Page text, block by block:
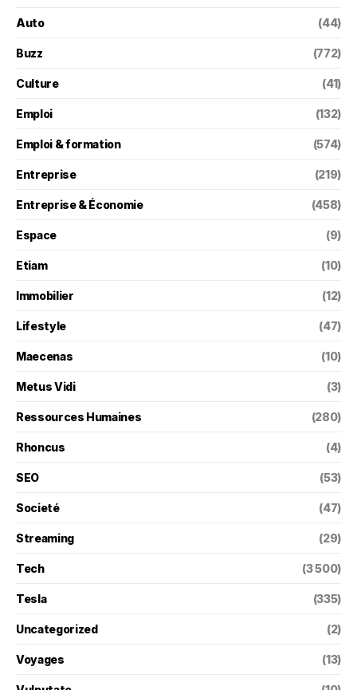
Auto (44)
Buzz (772)
Culture (41)
Emploi (132)
Emploi & formation (574)
Entreprise (219)
Entreprise & Économie (458)
Espace (9)
Etiam (10)
Immobilier (12)
Lifestyle (47)
Maecenas (10)
Metus Vidi (3)
Ressources Humaines (280)
Rhoncus (4)
SEO (53)
Societé (47)
Streaming (29)
Tech (3 500)
Tesla (335)
Uncategorized (2)
Voyages (13)